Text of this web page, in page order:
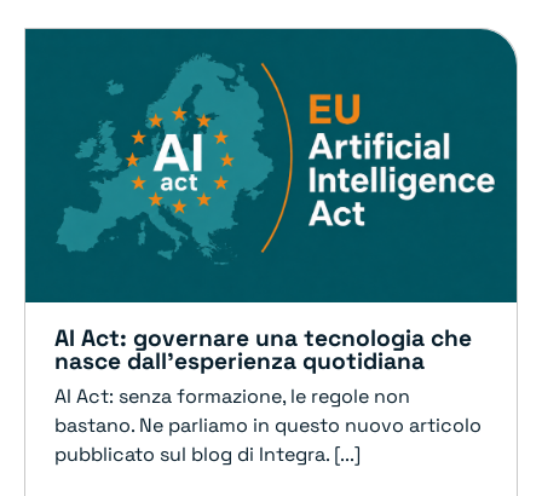
AI Act: governare una tecnologia che
nasce dall’esperienza quotidiana
AI Act: senza formazione, le regole non
bastano. Ne parliamo in questo nuovo articolo
pubblicato sul blog di Integra. [...]